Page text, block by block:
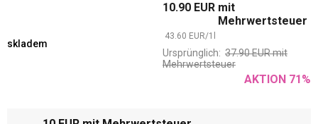
skladem
10.90 EUR mit
Mehrwertsteuer
43.60 EUR/1
Ursprünglich: 37.90EURmit
Mehrwertsteuer
AKTION 71%